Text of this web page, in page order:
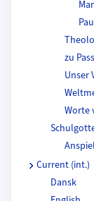
zu
Unser
Worte
Current (int.)
Dansk